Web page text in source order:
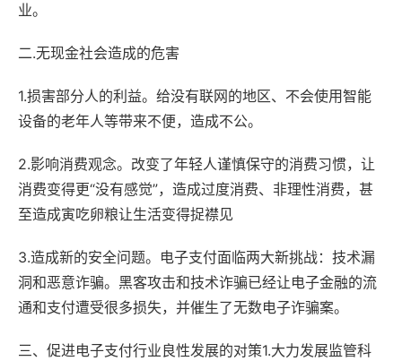
业。
二.无现金社会造成的危害
1.损害部分人的利益。给没有联网的地区、不会使用智能
设备的老年人等带来不便，造成不公。
2.影响消费观念。改变了年轻人谨慎保守的消费习惯，让
消费变得更“没有感觉”，造成过度消费、非理性消费，甚
至造成寅吃卵粮让生活变得捉襟见
3.造成新的安全问题。电子支付面临两大新挑战：技术漏
洞和恶意诈骗。黑客攻击和技术诈骗已经让电子金融的流
通和支付遭受很多损失，并催生了无数电子诈骗案。
三、促进电子支付行业良性发展的对策1.大力发展监管科